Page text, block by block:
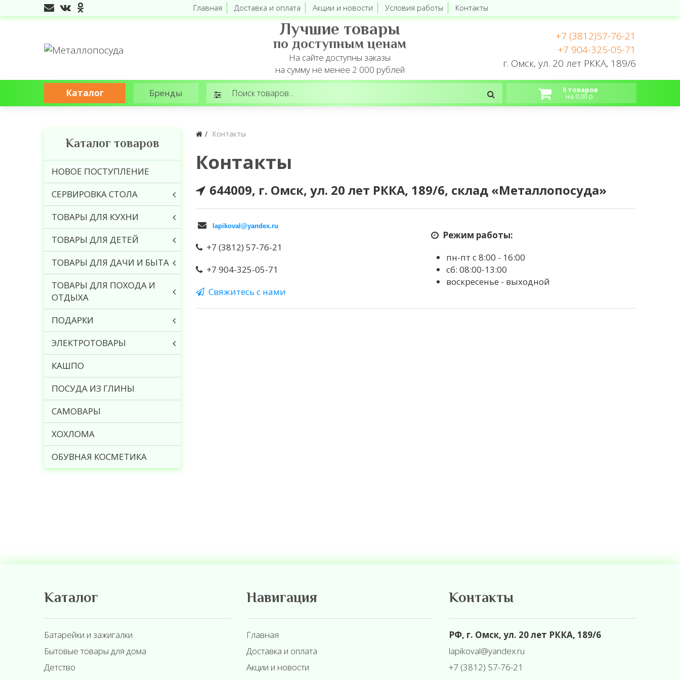
Главная Доставка и оплата Акции и новости Условия работы Контакты
Лучшие товары
по доступным ценам
На сайте доступны заказы
на сумму не менее 2 000 рублей
+7 (3812)57-76-21
+7 904-325-05-71
г. Омск, ул. 20 лет РККА, 189/6
Каталог Бренды 0 товаров
на 0,00 р.
Каталог товаров
НОВОЕ ПОСТУПЛЕНИЕ
СЕРВИРОВКА СТОЛА
ТОВАРЫ ДЛЯ КУХНИ
ТОВАРЫ ДЛЯ ДЕТЕЙ
ТОВАРЫ ДЛЯ ДАЧИ И БЫТА
ТОВАРЫ ДЛЯ ПОХОДА И
ОТДЫХА
ПОДАРКИ
ЭЛЕКТРОТОВАРЫ
КАШПО
ПОСУДА ИЗ ГЛИНЫ
САМОВАРЫ
ХОХЛОМА
ОБУВНАЯ КОСМЕТИКА
Контакты
Контакты
644009, г. Омск, ул. 20 лет РККА, 189/6, склад «Металлопосуда»
lapikoval@yandex.ru
+7 (3812) 57-76-21
+7 904-325-05-71
Свяжитесь с нами
Режим работы:
пн-пт с 8:00 - 16:00
сб: 08:00-13:00
воскресенье - выходной
Каталог
Батарейки и зажигалки
Бытовые товары для дома
Детство
Навигация
Главная
Доставка и оплата
Акции и новости
Контакты
РФ, г. Омск, ул. 20 лет РККА, 189/6
lapikoval@yandex.ru
+7 (3812) 57-76-21